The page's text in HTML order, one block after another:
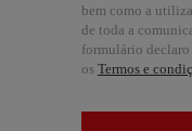
bem como a
de toda a
formulário
os Termos e